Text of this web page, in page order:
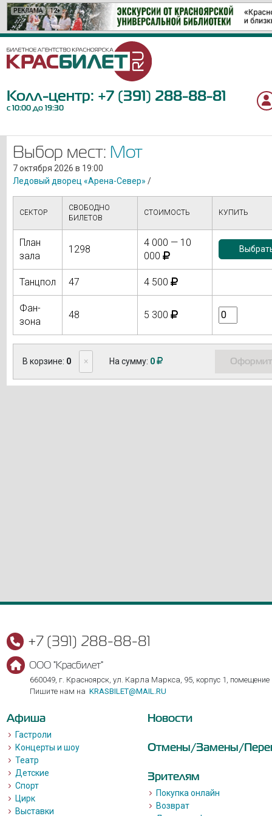
РЕКЛАМА 12+
РЕКЛАМА 6+
РЕКЛАМА 12+
РЕКЛАМА 12+
РЕКЛАМА 6+
РЕКЛАМА 12+
РЕКЛАМА 16+
РЕКЛАМА 12+
РЕКЛАМА 16+
РЕКЛАМА 6+
РЕКЛАМА 0+
РЕКЛАМА 12+
РЕКЛАМА 12+
РЕКЛАМА 6+
РЕКЛАМА 18+
РЕКЛАМА 12+
РЕКЛАМА 6+
РЕКЛАМА 6+
РЕКЛАМА 12+
Колл-центр: +7 (391) 288-88-81
с 10:00 до 19:30
Выбор мест: Мот
7 октября 2026 в 19:00
Ледовый дворец «Арена-Север» /
СЕКТОР
СВОБОДНО
БИЛЕТОВ
СТОИМОСТЬ КУПИТЬ
План
зала
1298
4 000 — 10
000
Танцпол 47 4 500
Фан-
зона
48 5 300
В корзине: 0 × На сумму: 0
+7 (391) 288-88-81
ООО "Красбилет"
660049, г. Красноярск, ул. Карла Маркса, 95, корпус 1, помещение
Пишите нам на KRASBILET@MAIL.RU
Афиша
Гастроли
Концерты и шоу
Театр
Детские
Спорт
Цирк
Выставки
Новости
Отмены/Замены/
Зрителям
Покупка онлайн
Возврат